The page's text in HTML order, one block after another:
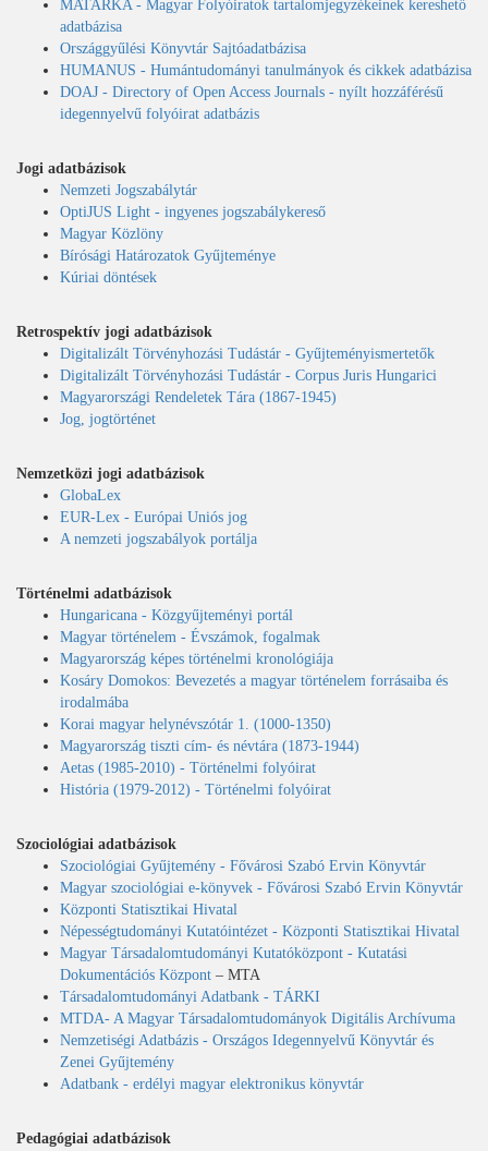
MATARKA - Magyar Folyóiratok tartalomjegyzékeinek kereshető
adatbázisa
Országgyűlési Könyvtár Sajtóadatbázisa
HUMANUS - Humántudományi tanulmányok és cikkek adatbázisa
DOAJ - Directory of Open Access Journals - nyílt hozzáférésű
idegennyelvű folyóirat adatbázis
Jogi adatbázisok
Nemzeti Jogszabálytár
OptiJUS Light - ingyenes jogszabálykereső
Magyar Közlöny
Bírósági Határozatok Gyűjteménye
Kúriai döntések
Retrospektív jogi adatbázisok
Digitalizált Törvényhozási Tudástár - Gyűjteményismertetők
Digitalizált Törvényhozási Tudástár - Corpus Juris Hungarici
Magyarországi Rendeletek Tára (1867-1945)
Jog, jogtörténet
Nemzetközi jogi adatbázisok
GlobaLex
EUR-Lex - Európai Uniós jog
A nemzeti jogszabályok portálja
Történelmi adatbázisok
Hungaricana - Közgyűjteményi portál
Magyar történelem - Évszámok, fogalmak
Magyarország képes történelmi kronológiája
Kosáry Domokos: Bevezetés a magyar történelem forrásaiba és
irodalmába
Korai magyar helynévszótár 1. (1000-1350)
Magyarország tiszti cím- és névtára (1873-1944)
Aetas (1985-2010) - Történelmi folyóirat
História (1979-2012) - Történelmi folyóirat
Szociológiai adatbázisok
Szociológiai Gyűjtemény - Fővárosi Szabó Ervin Könyvtár
Magyar szociológiai e-könyvek - Fővárosi Szabó Ervin Könyvtár
Központi Statisztikai Hivatal
Népességtudományi Kutatóintézet - Központi Statisztikai Hivatal
Magyar Társadalomtudományi Kutatóközpont - Kutatási
Dokumentációs Központ – MTA
Társadalomtudományi Adatbank - TÁRKI
MTDA- A Magyar Társadalomtudományok Digitális Archívuma
Nemzetiségi Adatbázis - Országos Idegennyelvű Könyvtár és
Zenei Gyűjtemény
Adatbank - erdélyi magyar elektronikus könyvtár
Pedagógiai adatbázisok